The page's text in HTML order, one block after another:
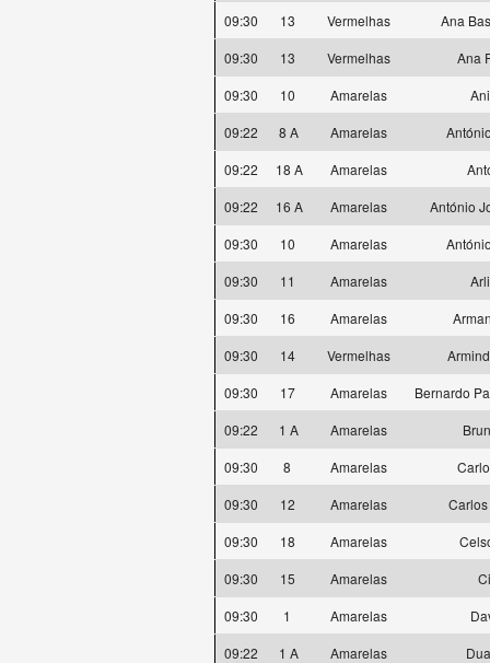
09:30
13 Vermelhas
Ana
09:30
13 Vermelhas
Ana
09:30
10 Amarelas
09:22
8 A Amarelas
09:22
18 A Amarelas
09:22
16 A Amarelas
António
09:30
10 Amarelas
09:30
11 Amarelas
09:30
16 Amarelas
09:30
14 Vermelhas
09:30
17 Amarelas
Bernardo
09:22
1 A Amarelas
09:30
8 Amarelas
09:30
12 Amarelas
09:30
18 Amarelas
09:30
15 Amarelas
09:30
1 Amarelas
09:22
1 A Amarelas